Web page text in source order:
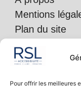
Pour offrir les meilleures
Mentions
Plan du site
Accessibilité :